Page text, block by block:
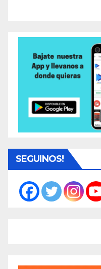
SEGUINOS!